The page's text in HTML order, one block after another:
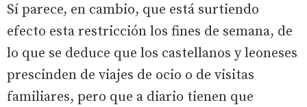
Sí parece, en cambio, que está surtiendo
efecto esta restricción los fines de semana, de
lo que se deduce que los castellanos y leoneses
prescinden de viajes de ocio o de visitas
familiares, pero que a diario tienen que